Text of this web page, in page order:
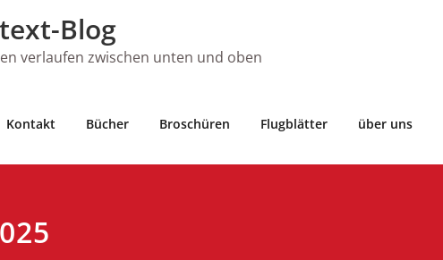
Blog
verlaufen zwischen unten und oben
Kontakt Bücher Broschüren Flugblätter über uns